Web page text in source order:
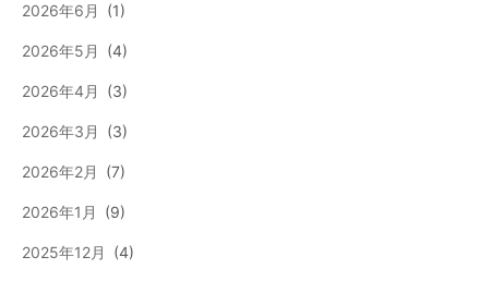
2026年6月 (1)
2026年5月 (4)
2026年4月 (3)
2026年3月 (3)
2026年2月 (7)
2026年1月 (9)
2025年12月 (4)